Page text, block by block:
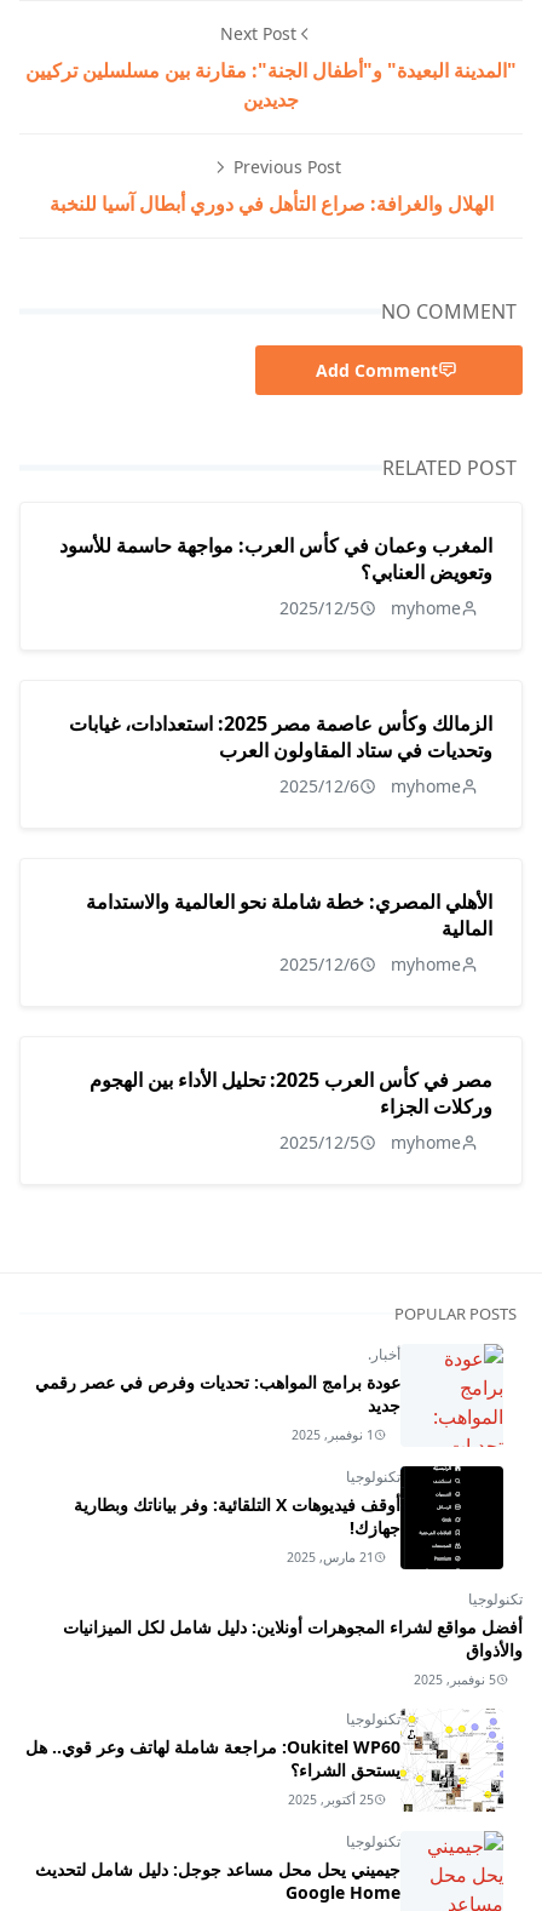
Next Post
"المدينة البعيدة" و"أطفال الجنة": مقارنة بين مسلسلين تركيين
جديدين
Previous Post
الهلال والغرافة: صراع التأهل في دوري أبطال آسيا للنخبة
NO COMMENT
Add Comment
RELATED POST
المغرب وعمان في كأس العرب: مواجهة حاسمة للأسود
وتعويض العنابي؟
myhome
2025/12/5
الزمالك وكأس عاصمة مصر 2025: استعدادات، غيابات
وتحديات في ستاد المقاولون العرب
myhome
2025/12/6
الأهلي المصري: خطة شاملة نحو العالمية والاستدامة
المالية
myhome
2025/12/6
مصر في كأس العرب 2025: تحليل الأداء بين الهجوم
وركلات الجزاء
myhome
2025/12/5
POPULAR POSTS
أخبار.
عودة برامج المواهب: تحديات وفرص في عصر رقمي
جديد
1 نوفمبر, 2025
تكنولوجيا
أوقف فيديوهات X التلقائية: وفر بياناتك وبطارية
جهازك!
21 مارس, 2025
تكنولوجيا
أفضل مواقع لشراء المجوهرات أونلاين: دليل شامل لكل الميزانيات
والأذواق
5 نوفمبر, 2025
تكنولوجيا
Oukitel WP60: مراجعة شاملة لهاتف وعر قوي.. هل
يستحق الشراء؟
25 أكتوبر, 2025
تكنولوجيا
جيميني يحل محل مساعد جوجل: دليل شامل لتحديث
Google Home